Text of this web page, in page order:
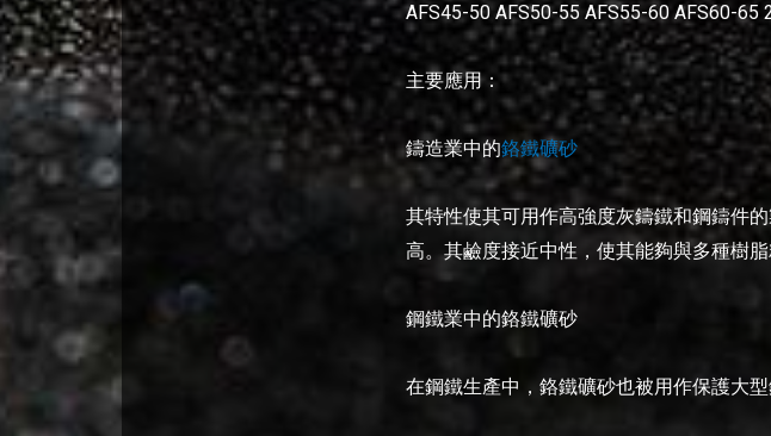
AFS45-50 AFS50-55 AFS55-60 AFS60-65
主要應用：
鑄造業中的鉻鐵礦砂
其特性使其可用作高強度灰鑄鐵和鋼鑄件
高。其鹼度接近中性，使其能夠與多種樹
鋼鐵業中的鉻鐵礦砂
在鋼鐵生產中，鉻鐵礦砂也被用作保護大型